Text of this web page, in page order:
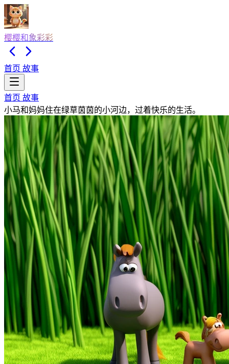
樱樱和象彩彩
首页 故事
首页 故事
小马和妈妈住在绿草茵茵的小河边，过着快乐的生活。